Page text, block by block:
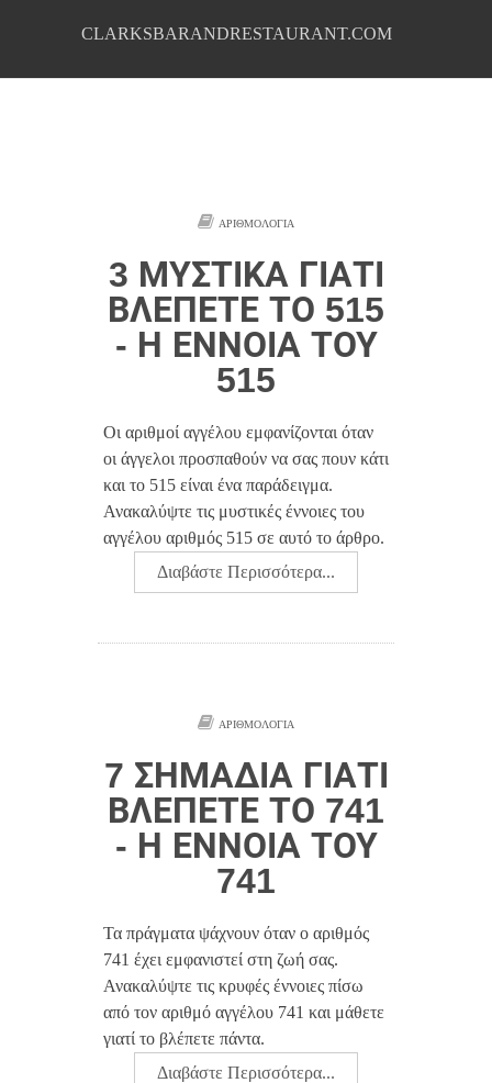
CLARKSBARANDRESTAURANT.COM
ΑΡΙΘΜΟΛΟΓΊΑ
3 ΜΥΣΤΙΚΆ ΓΙΑΤΊ
ΒΛΈΠΕΤΕ ΤΟ 515
- Η ΈΝΝΟΙΑ ΤΟΥ
515
Οι αριθμοί αγγέλου εμφανίζονται όταν
οι άγγελοι προσπαθούν να σας πουν κάτι
και το 515 είναι ένα παράδειγμα.
Ανακαλύψτε τις μυστικές έννοιες του
αγγέλου αριθμός 515 σε αυτό το άρθρο.
Διαβάστε Περισσότερα...
ΑΡΙΘΜΟΛΟΓΊΑ
7 ΣΗΜΆΔΙΑ ΓΙΑΤΊ
ΒΛΈΠΕΤΕ ΤΟ 741
- Η ΈΝΝΟΙΑ ΤΟΥ
741
Τα πράγματα ψάχνουν όταν ο αριθμός
741 έχει εμφανιστεί στη ζωή σας.
Ανακαλύψτε τις κρυφές έννοιες πίσω
από τον αριθμό αγγέλου 741 και μάθετε
γιατί το βλέπετε πάντα.
Διαβάστε Περισσότερα...